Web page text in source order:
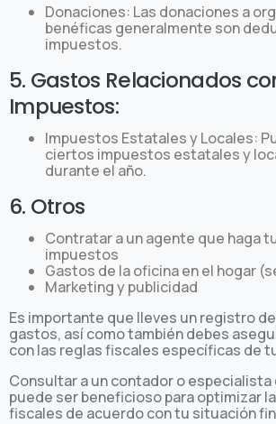
Donaciones: Las donaciones a
benéficas generalmente son
impuestos.
5. Gastos Relacionados
Impuestos:
Impuestos Estatales y Locales:
ciertos impuestos estatales y
durante el año.
6. Otros
Contratar a un agente que haga
impuestos
Gastos de la oficina en el hogar
Marketing y publicidad
Es importante que lleves un registro
gastos, así como también debes
con las reglas fiscales específicas de
Consultar a un contador o
puede ser beneficioso para optimizar
fiscales de acuerdo con tu situación